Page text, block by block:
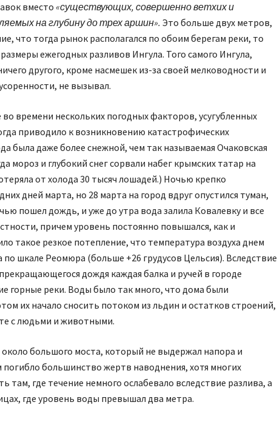
вместо «существующих, совершенно ветхих и
на глубину до трех аршин». Это больше двух метров,
что тогда рынок располагался по обоим берегам реки, то
ежегодных разливов Ингула. Того самого Ингула,
другого, кроме насмешек из-за своей мелководности и
не вызывал.
времени нескольких погодных факторов, усугубленных
приводило к возникновению катастрофических
была даже более снежной, чем так называемая Очаковская
мороз и глубокий снег сорвали набег крымских татар на
от холода 30 тысяч лошадей.) Ночью крепко
дней марта, но 28 марта на город вдруг опустился туман,
пошел дождь, и уже до утра вода залила Ковалевку и все
причем уровень постоянно повышался, как и
такое резкое потепление, что температура воздуха днем
по шкале Реомюра (больше +26 грудусов Цельсия). Вследствие
дождя каждая балка и ручей в городе
горные реки. Воды было так много, что дома были
их начало сносить потоком из льдин и остатков строений,
с людьми и животными.
большого моста, который не выдержал напора и
погибло большинство жертв наводнения, хотя многих
там, где течение немного ослабевало вследствие разлива, а
где уровень воды превышал два метра.